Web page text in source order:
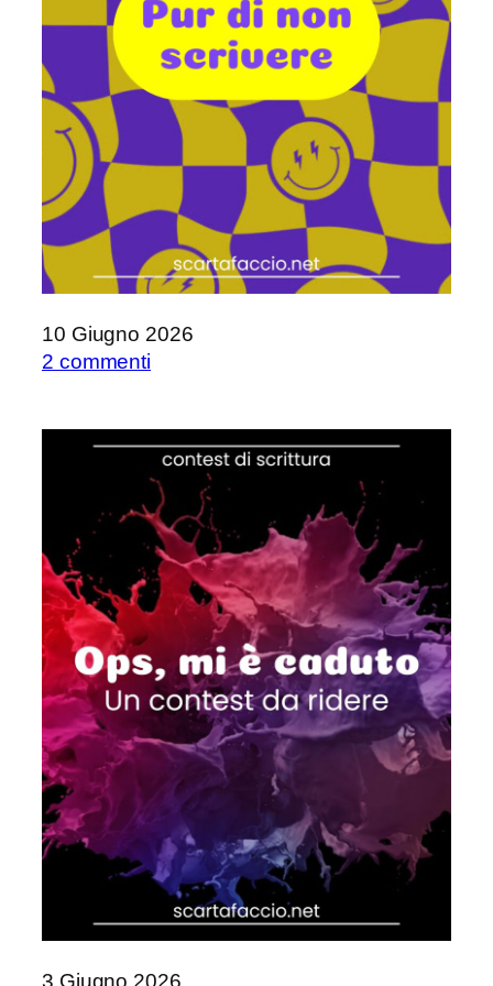
10 Giugno 2026
2 commenti
non
scrivere
3 Giugno 2026